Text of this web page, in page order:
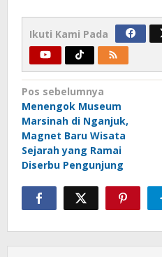
Ikuti Kami Pada
Navigasi
pos
Pos sebelumnya
Menengok Museum
Marsinah di Nganjuk,
Magnet Baru Wisata
Sejarah yang Ramai
Diserbu Pengunjung